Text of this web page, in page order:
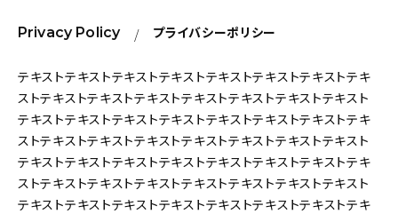
Article / 読みもの
カテゴリー一覧
Privacy Policy プライバシーポリシー
テキストテキストテキストテキストテキストテキストテキストテキ
ストテキストテキストテキストテキストテキストテキストテキスト
テキストテキストテキストテキストテキストテキストテキストテキ
ストテキストテキストテキストテキストテキストテキストテキスト
テキストテキストテキストテキストテキストテキストテキストテキ
ストテキストテキストテキストテキストテキストテキストテキスト
テキストテキストテキストテキストテキストテキストテキストテキ